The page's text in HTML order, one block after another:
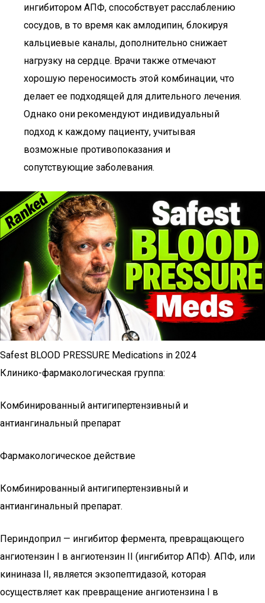
ингибитором АПФ, способствует расслаблению
сосудов, в то время как амлодипин, блокируя
кальциевые каналы, дополнительно снижает
нагрузку на сердце. Врачи также отмечают
хорошую переносимость этой комбинации, что
делает ее подходящей для длительного лечения.
Однако они рекомендуют индивидуальный
подход к каждому пациенту, учитывая
возможные противопоказания и
сопутствующие заболевания.
Safest BLOOD PRESSURE Medications in 2024
Клинико-фармакологическая группа:
Комбинированный антигипертензивный и
антиангинальный препарат
Фармакологическое действие
Комбинированный антигипертензивный и
антиангинальный препарат.
Периндоприл — ингибитор фермента, превращающего
ангиотензин I в ангиотензин II (ингибитор АПФ). АПФ, или
кининаза II, является экзопептидазой, которая
осуществляет как превращение ангиотензина I в